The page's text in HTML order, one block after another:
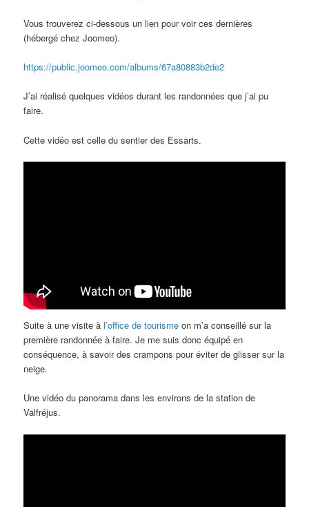
Vous trouverez ci-dessous un lien pour voir ces dernières
(hébergé chez Joomeo).
https://public.joomeo.com/albums/67a80883b2de2
J’ai réalisé quelques vidéos durant les randonnées que j’ai pu
faire.
Cette vidéo est celle du sentier des Essarts.
Suite à une visite àl’office de tourisme on m’a conseillé sur la
première randonnée à faire. Je me suis donc équipé en
conséquence, à savoir des crampons pour éviter de glisser sur la
neige.
Une vidéo du panorama dans les environs de la station de
Valfréjus.